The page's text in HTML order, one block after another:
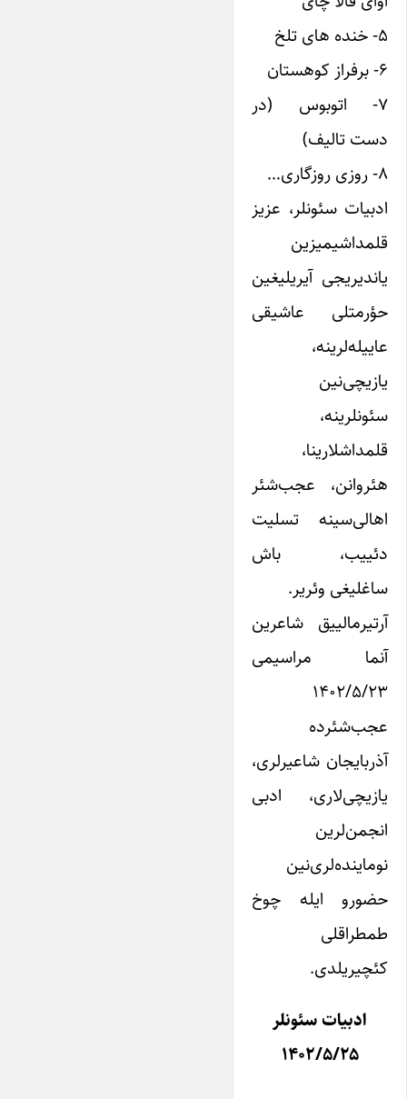
۵- خنده های تلخ
۶- برفراز کوهستان
۷- اتوبوس (در
دست تالیف)
۸- روزی روزگاری…
ادبیات سئونلر، عزیز
قلمداشیمیزین
یاندیریجی آیریلیغین
حؤرمتلی عاشیقی
عاییله‌لرینه،
یازیچی‌نین
سئونلرینه،
قلمداشلارینا،
هئروانن، عجب‌شئر
اهالی‌سینه تسلیت
دئییب، باش
ساغلیغی وئریر.
آرتیرمالییق شاعرین
آنما مراسیمی
۱۴۰۲/۵/۲۳
عجب‌شئرده
آذربایجان شاعیرلری،
یازیچی‌لاری، ادبی
انجمن‌لرین
نوماینده‌لری‌نین
حضورو ایله چوخ
طمطراقلی
کئچیریلدی.
ادبیات سئونلر
۱۴۰۲/۵/۲۵